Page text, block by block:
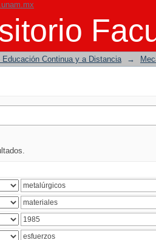
Educación Continua y a Distancia →